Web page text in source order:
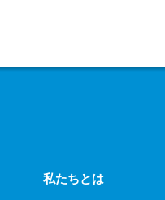
私たちとは